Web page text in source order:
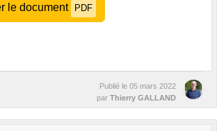
le document PDF
Publié le 05 mars 2022
par Thierry GALLAND